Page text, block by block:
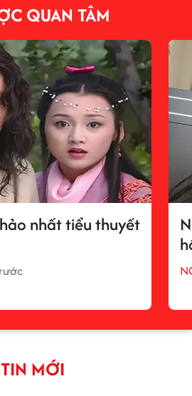
QUAN TÂM
nhất tiểu thuyết
TIN MỚI